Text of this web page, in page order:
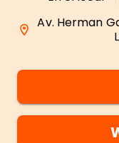
Av. Herman